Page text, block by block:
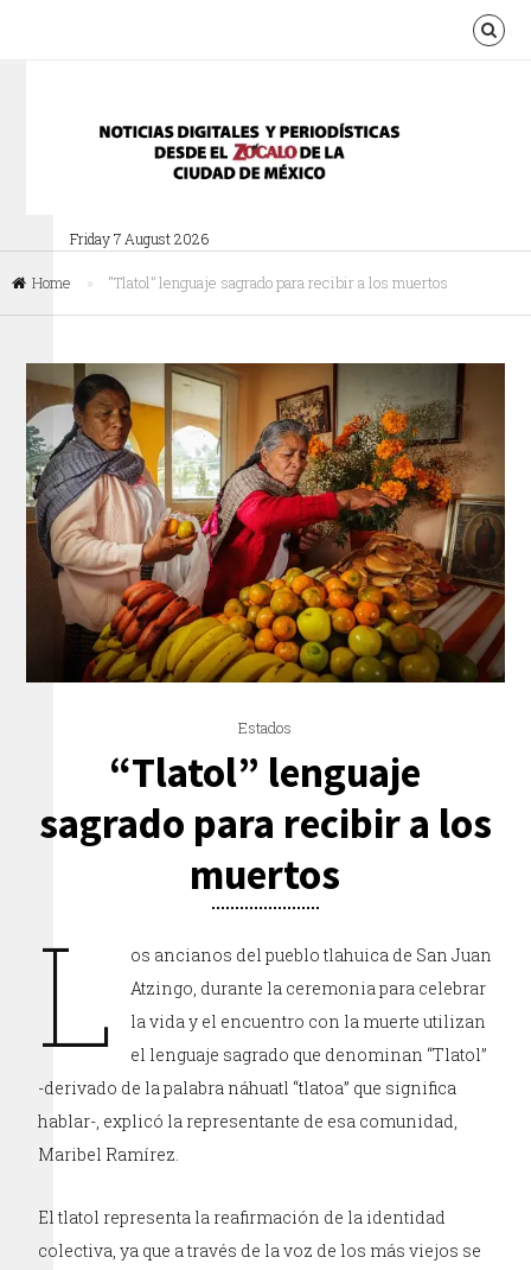
Friday 7 August 2026
Home » “Tlatol” lenguaje sagrado para recibir a los muertos
Estados
“Tlatol” lenguaje
sagrado para recibir a los
muertos
L
os ancianos del pueblo tlahuica de San Juan
Atzingo, durante la ceremonia para celebrar
la vida y el encuentro con la muerte utilizan
el lenguaje sagrado que denominan “Tlatol”
-derivado de la palabra náhuatl “tlatoa” que significa
hablar-, explicó la representante de esa comunidad,
Maribel Ramírez.
El tlatol representa la reafirmación de la identidad
colectiva, ya que a través de la voz de los más viejos se